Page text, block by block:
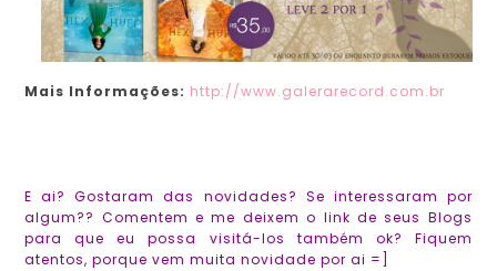
Mais Informações: http://www.galerarecord.com.br
E ai? Gostaram das novidades? Se interessaram por
algum?? Comentem e me deixem o link de seus Blogs
para que eu possa visitá-los também ok? Fiquem
atentos, porque vem muita novidade por ai =]